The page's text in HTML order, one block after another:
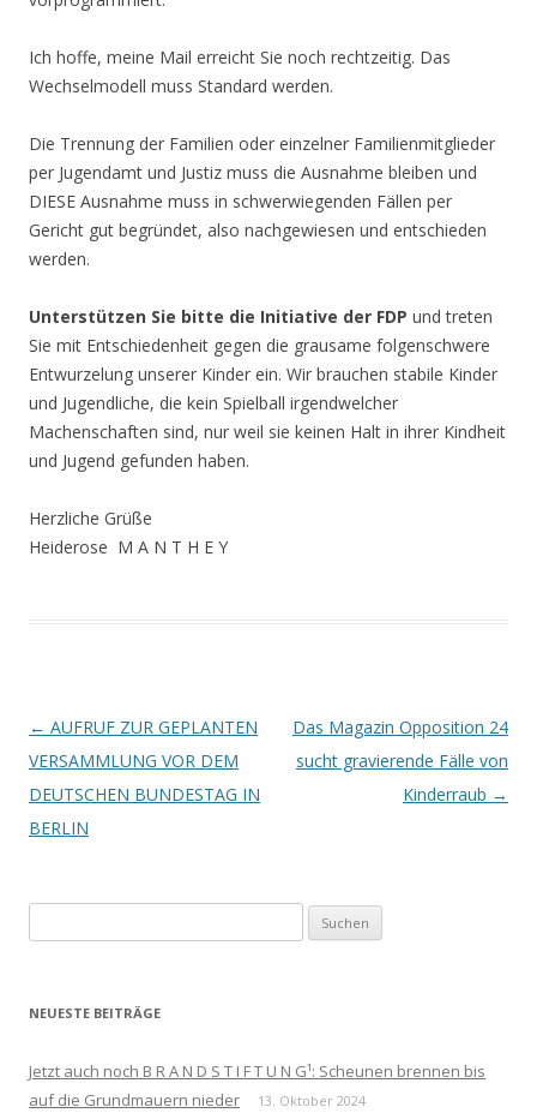
Ich hoffe, meine Mail erreicht Sie noch rechtzeitig. Das
Wechselmodell muss Standard werden.
Die Trennung der Familien oder einzelner Familienmitglieder
per Jugendamt und Justiz muss die Ausnahme bleiben und
DIESE Ausnahme muss in schwerwiegenden Fällen per
Gericht gut begründet, also nachgewiesen und entschieden
werden.
Unterstützen Sie bitte die Initiative der FDP und treten
Sie mit Entschiedenheit gegen die grausame folgenschwere
Entwurzelung unserer Kinder ein. Wir brauchen stabile Kinder
und Jugendliche, die kein Spielball irgendwelcher
Machenschaften sind, nur weil sie keinen Halt in ihrer Kindheit
und Jugend gefunden haben.
Herzliche Grüße
Heiderose M A N T H E Y
Beitrags-
Navigation
← AUFRUF ZUR GEPLANTEN
VERSAMMLUNG VOR DEM
DEUTSCHEN BUNDESTAG IN
BERLIN
Das Magazin Opposition 24
sucht gravierende Fälle von
Kinderraub →
nach:
NEUESTE BEITRÄGE
Jetzt auch noch B R A N D S T I F T U N G¹: Scheunen brennen bis
auf die Grundmauern nieder
13. Oktober 2024